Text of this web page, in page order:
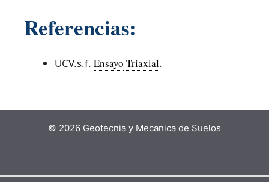
Referencias:
UCV.s.f. Ensayo Triaxial.
© 2026 Geotecnia y Mecanica de Suelos